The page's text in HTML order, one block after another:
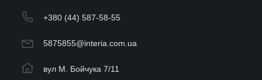
+380 (44) 587-58-55
5875855@interia.com.ua
вул М. Бойчука 7/11